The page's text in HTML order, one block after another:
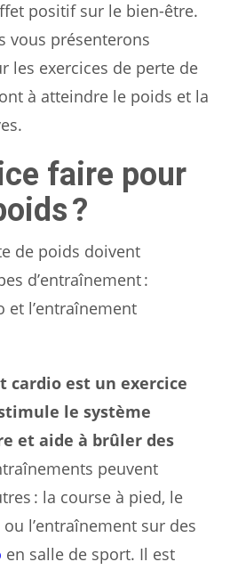
positif sur le bien-être.
vous présenterons
les exercices de perte de
à atteindre le poids et la
faire pour
?
de poids doivent
d’entraînement :
et l’entraînement
cardio est un exercice
le système
et aide à brûler des
peuvent
: la course à pied, le
l’entraînement sur des
en salle de sport. Il est